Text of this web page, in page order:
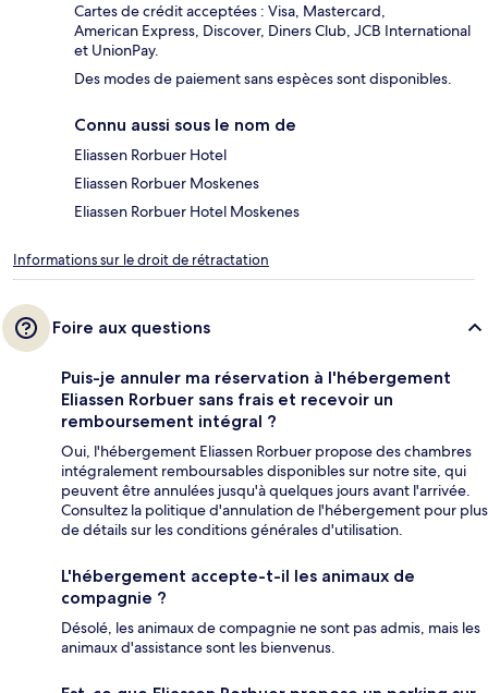
Cartes de crédit acceptées : Visa, Mastercard,
American Express, Discover, Diners Club, JCB International
et UnionPay.
Des modes de paiement sans espèces sont disponibles.
Connu aussi sous le nom de
Eliassen Rorbuer Hotel
Eliassen Rorbuer Moskenes
Eliassen Rorbuer Hotel Moskenes
Informations sur le droit de rétractation
Foire aux questions
Puis-je annuler ma réservation à l'hébergement
Eliassen Rorbuer sans frais et recevoir un
remboursement intégral ?
Oui, l'hébergement Eliassen Rorbuer propose des chambres
intégralement remboursables disponibles sur notre site, qui
peuvent être annulées jusqu'à quelques jours avant l'arrivée.
Consultez la politique d'annulation de l'hébergement pour plus
de détails sur les conditions générales d'utilisation.
L'hébergement accepte-t-il les animaux de
compagnie ?
Désolé, les animaux de compagnie ne sont pas admis, mais les
animaux d'assistance sont les bienvenus.